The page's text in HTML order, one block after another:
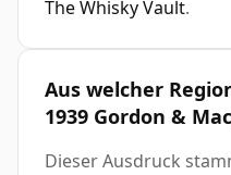
The Whisky Vault.
Aus welcher
1939 Gordon &
Dieser Ausdruck